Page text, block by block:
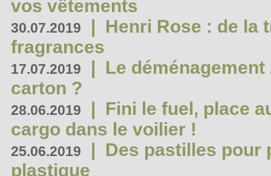
vos vêtements
30.07.2019 | Henri Rose : de la
fragrances
17.07.2019 | Le
carton ?
28.06.2019 | Fini le fuel, place
cargo dans le voilier !
25.06.2019 | Des pastilles pour
plastique